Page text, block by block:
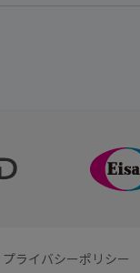
プライバシーポリシー